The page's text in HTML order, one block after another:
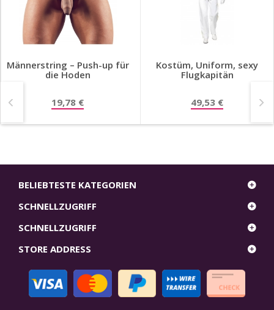
Männerstring – Push-up für
die Hoden
19,78 €
Kostüm, Uniform, sexy
Flugkapitän
49,53 €
BELIEBTESTE KATEGORIEN
SCHNELLZUGRIFF
SCHNELLZUGRIFF
STORE ADDRESS